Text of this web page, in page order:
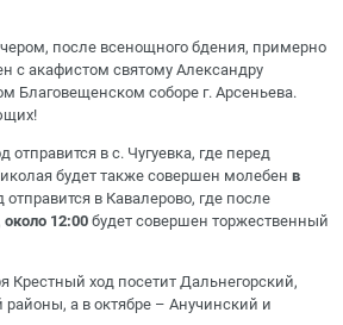
после всенощного бдения, примерно
с акафистом святому Александру
Благовещенском соборе г. Арсеньева.
отправится в с. Чугуевка, где перед
будет также совершен молебен в
в Кавалерово, где после
около 12:00 будет совершен торжественный
Крестный ход посетит Дальнегорский,
а в октябре – Анучинский и